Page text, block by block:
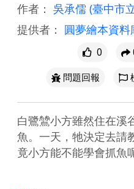
作者： 吳承儒 (臺中市
提供者： 圓夢繪本資料
0
問題回報
白鷺鷥小方雖然住在溪
魚。一天，牠決定去請
竟小方能不能學會抓魚